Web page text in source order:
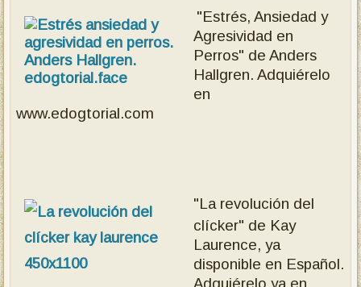
"Estrés, Ansiedad y
Agresividad en
Perros" de Anders
Hallgren.Adquiérelo
en
www.edogtorial.com
"La revolución del
clícker" de Kay
Laurence, ya
disponible en Español.
Adquiérelo ya en